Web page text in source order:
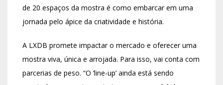
de 20 espaços da mostra é como embarcar em uma
jornada pelo ápice da criatividade e história.
A LXDB promete impactar o mercado e oferecer uma
mostra viva, única e arrojada. Para isso, vai conta com
parcerias de peso. “O ‘line-up’ ainda está sendo